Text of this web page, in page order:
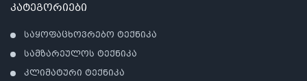
კატეგორიები
საყოფაცხოვრებო ტექნიკა
სამზარეულოს ტექნიკა
კლიმატური ტექნიკა